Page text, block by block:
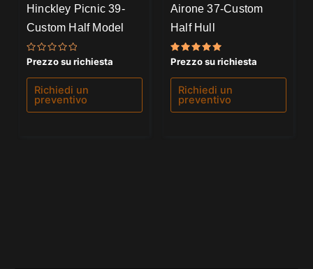
Hinckley Picnic 39-
Custom Half Model
Valutato
0
su
Prezzo su richiesta
Richiedi un
preventivo
Airone 37-Custom
Half Hull
Valutato
5.00
su 5
Prezzo su richiesta
Richiedi un
preventivo